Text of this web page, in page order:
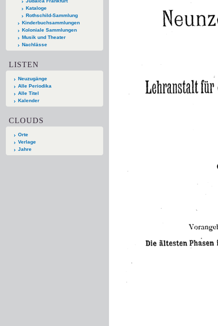
Kataloge
Rothschild-Sammlung
Kinderbuchsammlungen
Koloniale Sammlungen
Musik und Theater
Nachlässe
LISTEN
Neuzugänge
Alle Periodika
Alle Titel
Kalender
CLOUDS
Orte
Verlage
Jahre